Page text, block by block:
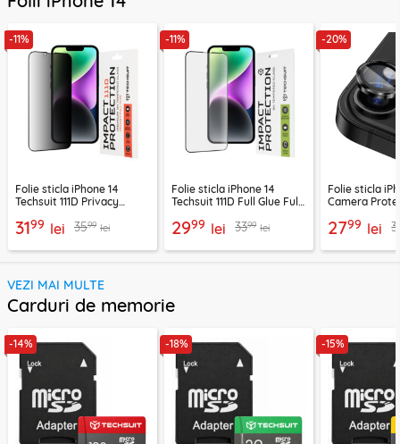
-11%
Folie sticla iPhone 14
Techsuit 111D Privacy
3199 lei 3599 lei
-11%
Folie sticla iPhone 14
Techsuit 111D Full Glue Full
2999 lei 3399 lei
-20%
Folie sticla
Camera
2799 lei
VEZI MAI MULTE
Carduri de memorie
-14% -18% -15%